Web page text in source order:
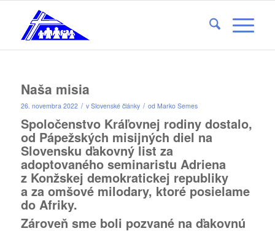
Naša misia
26. novembra 2022 / v Slovenské články / od Marko Semes
Spoločenstvo Kráľovnej rodiny dostalo,
od Pápežských misijných diel na
Slovensku ďakovný list za
adoptovaného seminaristu Adriena
z Konžskej demokratickej republiky
a za omšové milodary, ktoré posielame
do Afriky.
Zároveň sme boli pozvané na ďakovnú